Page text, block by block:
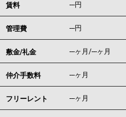
賃料 ---円
管理費 ---円
敷金/礼金 ---ヶ月/---ヶ月
仲介手数料 ---ヶ月
フリーレント ---ヶ月